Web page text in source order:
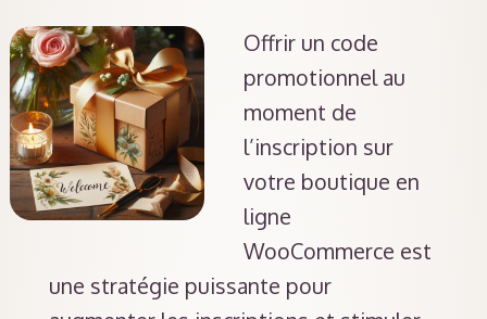
Offrir un code
promotionnel au
moment de
l’inscription sur
votre boutique en
ligne
WooCommerce est
une stratégie puissante pour